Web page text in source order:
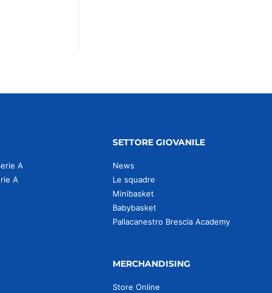
A
A
SETTORE GIOVANILE
News
Le squadre
Minibasket
Babybasket
Pallacanestro Brescia Academy
MERCHANDISING
Store Online